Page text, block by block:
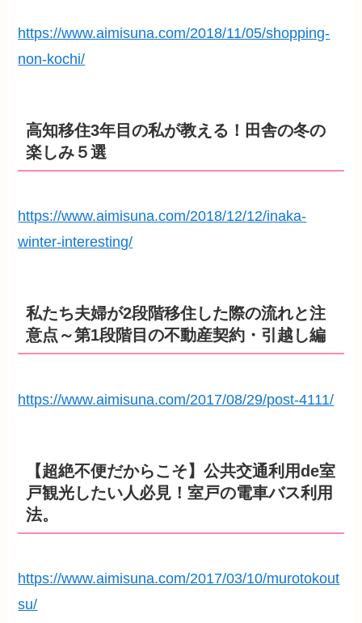
https://www.aimisuna.com/2018/11/05/shopping-
non-kochi/
高知移住3年目の私が教える！田舎の冬の
楽しみ５選
https://www.aimisuna.com/2018/12/12/inaka-
winter-interesting/
私たち夫婦が2段階移住した際の流れと注
意点～第1段階目の不動産契約・引越し編
https://www.aimisuna.com/2017/08/29/post-4111/
【超絶不便だからこそ】公共交通利用de室
戸観光したい人必見！室戸の電車バス利用
法。
https://www.aimisuna.com/2017/03/10/murotokout
su/